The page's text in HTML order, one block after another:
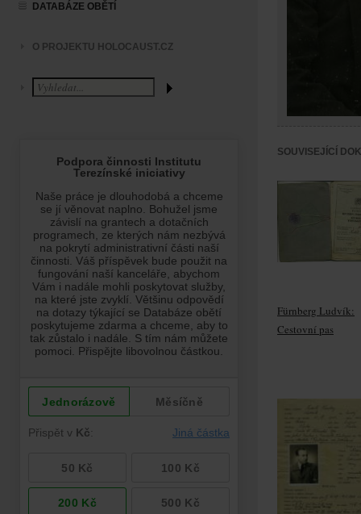
DATABÁZE OBĚTÍ
O PROJEKTU HOLOCAUST.CZ
SOUVISEJÍCÍ
Fürnberg Ludvík:
Cestovní pas